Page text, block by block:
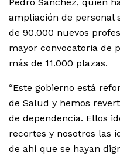
ampliación de personal
de 90.000 nuevos
mayor convocatoria de
más de 11.000 plazas.
“Este gobierno está
de Salud y hemos
de dependencia. Ellos
recortes y nosotros las
de ahí que se hayan